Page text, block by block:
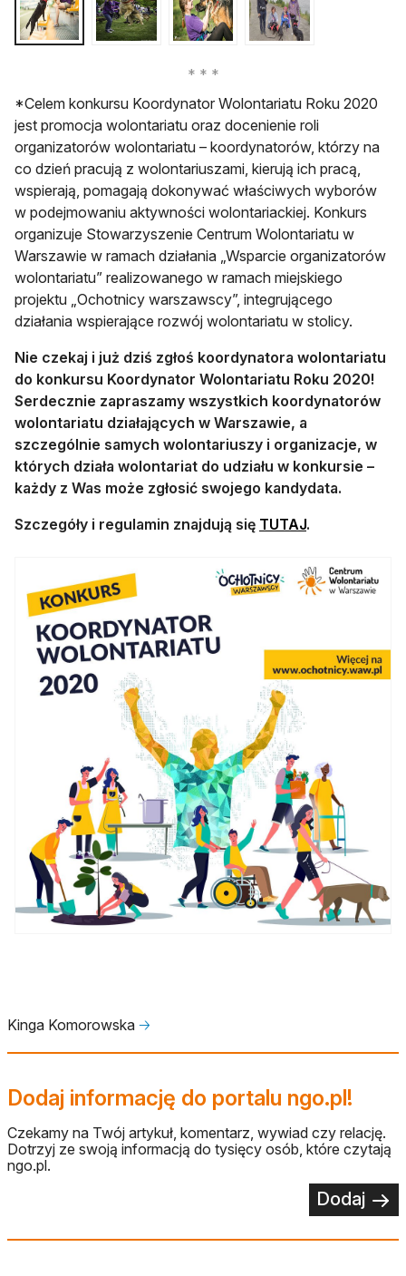
*Celem konkursu Koordynator Wolontariatu Roku 2020
jest promocja wolontariatu oraz docenienie roli
organizatorów wolontariatu – koordynatorów, którzy na
co dzień pracują z wolontariuszami, kierują ich pracą,
wspierają, pomagają dokonywać właściwych wyborów
w podejmowaniu aktywności wolontariackiej. Konkurs
organizuje Stowarzyszenie Centrum Wolontariatu w
Warszawie w ramach działania „Wsparcie organizatorów
wolontariatu” realizowanego w ramach miejskiego
projektu „Ochotnicy warszawscy”, integrującego
działania wspierające rozwój wolontariatu w stolicy.
Nie czekaj i już dziś zgłoś koordynatora wolontariatu
do konkursu Koordynator Wolontariatu Roku 2020!
Serdecznie zapraszamy wszystkich koordynatorów
wolontariatu działających w Warszawie, a
szczególnie samych wolontariuszy i organizacje, w
których działa wolontariat do udziału w konkursie –
każdy z Was może zgłosić swojego kandydata.
Szczegóły i regulamin znajdują się TUTAJotwiera się w
.
Kinga Komorowska 🡢
Dodaj informację do portalu ngo.pl!
Czekamy na Twój artykuł, komentarz, wywiad czy relację.
Dotrzyj ze swoją informacją do tysięcy osób, które czytają
ngo.pl.
Dodaj